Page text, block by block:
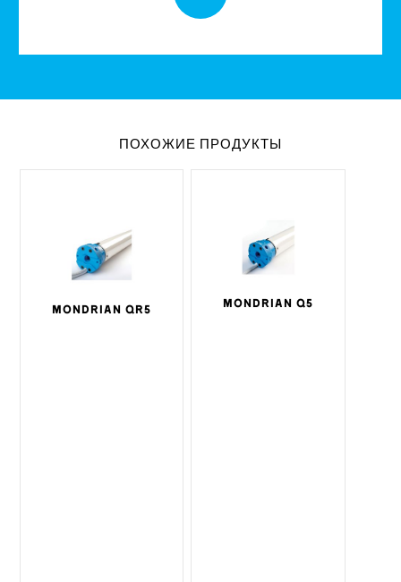
ПОХОЖИЕ ПРОДУКТЫ
MONDRIAN QR5 MONDRIAN Q5